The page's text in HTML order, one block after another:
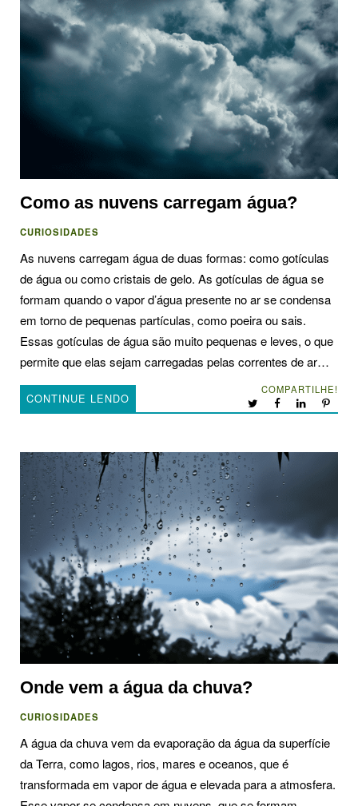
Como as nuvens carregam água?
CURIOSIDADES
As nuvens carregam água de duas formas: como gotículas
de água ou como cristais de gelo. As gotículas de água se
formam quando o vapor d’água presente no ar se condensa
em torno de pequenas partículas, como poeira ou sais.
Essas gotículas de água são muito pequenas e leves, o que
permite que elas sejam carregadas pelas correntes de ar…
CONTINUE LENDO
COMPARTILHE!
Onde vem a água da chuva?
CURIOSIDADES
A água da chuva vem da evaporação da água da superfície
da Terra, como lagos, rios, mares e oceanos, que é
transformada em vapor de água e elevada para a atmosfera.